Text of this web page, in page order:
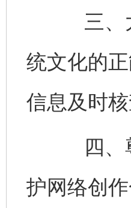
三、大
统文化的
信息及时
四、尊
护网络创